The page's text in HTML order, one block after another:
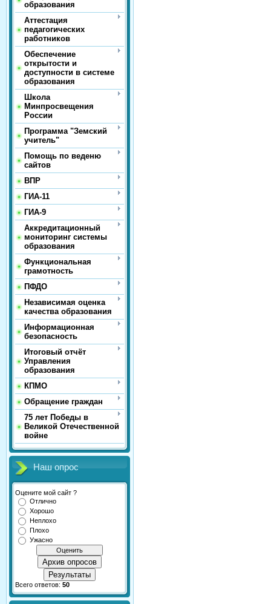
образования
Аттестация
педагогических
работников
Обеспечение
открытости и
доступности в системе
образования
Школа
Минпросвещения
России
Программа "Земский
учитель"
Помощь по веденю
сайтов
ВПР
ГИА-11
ГИА-9
Аккредитационный
мониторинг системы
образования
Функциональная
грамотность
ПФДО
Независимая оценка
качества образования
Информационная
безопасность
Итоговый отчёт
Управления
образования
КПМО
Обращение граждан
75 лет Победы в
Великой Отечественной
войне
Наш опрос
Оцените мой сайт ?
Отлично
Хорошо
Неплохо
Плохо
Ужасно
Архив опросов
Результаты
Всего ответов: 50